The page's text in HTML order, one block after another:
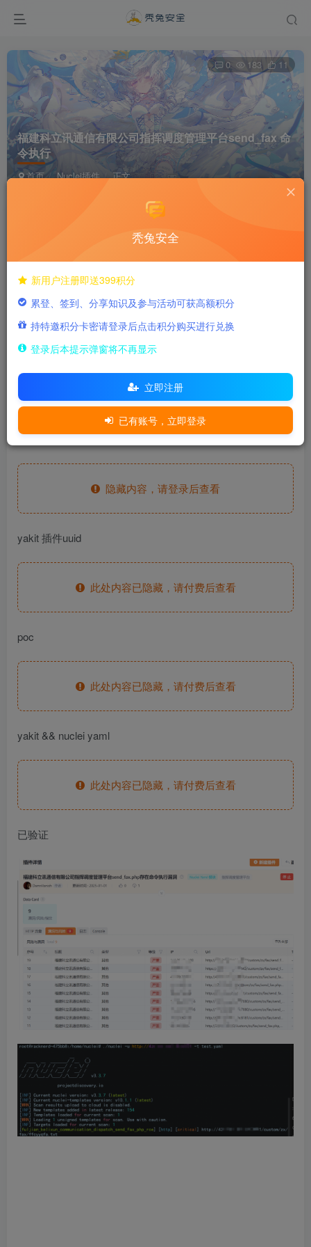
福建科立讯通信有限公司指挥调度管理平台send_fax 命
令执行
首页 Nuclei插件 正文
0 183 11
此内容为付费阅读，请付费后查看
500
付费阅读
fofa语句
隐藏内容，请登录后查看
yakit 插件uuid
此处内容已隐藏，请付费后查看
poc
此处内容已隐藏，请付费后查看
yakit && nuclei yaml
此处内容已隐藏，请付费后查看
已验证
秃兔安全
新用户注册即送399积分
累登、签到、分享知识及参与活动可获高额积分
持特邀积分卡密请登录后点击积分购买进行兑换
登录后本提示弹窗将不再显示
立即注册
已有账号，立即登录